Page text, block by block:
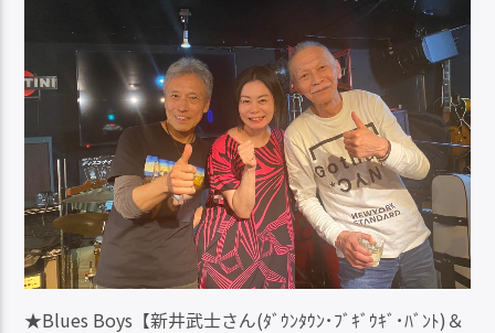
★Blues Boys【新井武士さん(ﾀﾞｳﾝﾀｳﾝ･ﾌﾞｷﾞｳｷﾞ･ﾊﾞﾝﾄ)＆